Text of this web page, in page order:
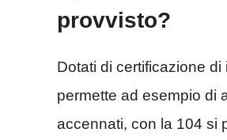
provvisto?
Dotati di certificazione
permette ad esempio di
accennati, con la 104 si